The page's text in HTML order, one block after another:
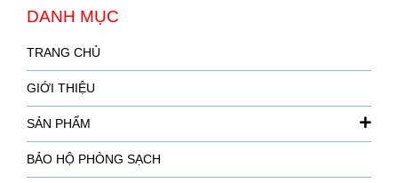
DANH MỤC
TRANG CHỦ
GIỚI THIỆU
SẢN PHẨM
BẢO HỘ PHÒNG SẠCH